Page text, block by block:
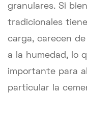
granulares. Si
tradicionales
carga, carecen
a la humedad, lo
importante para
particular la